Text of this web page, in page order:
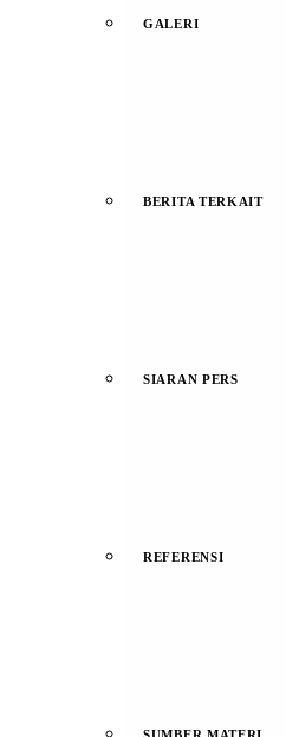
GALERI
BERITA TERKAIT
SIARAN PERS
REFERENSI